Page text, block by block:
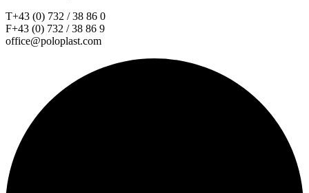
T+43 (0) 732 / 38 86 0
F+43 (0) 732 / 38 86 9
office@poloplast.com